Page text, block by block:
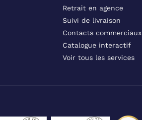
Retrait en agence
Suivi de livraison
Contacts commerciaux
Catalogue interactif
Voir tous les services